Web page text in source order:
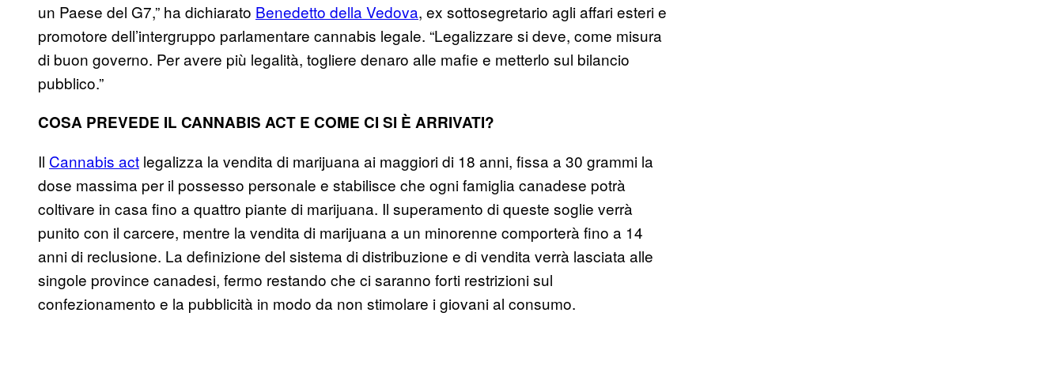
un Paese del G7,” ha dichiarato Benedetto della Vedova, ex sottosegretario agli affari esteri e
promotore dell’intergruppo parlamentare cannabis legale. “Legalizzare si deve, come misura
di buon governo. Per avere più legalità, togliere denaro alle mafie e metterlo sul bilancio
pubblico.”
COSA PREVEDE IL CANNABIS ACT E COME CI SI È ARRIVATI?
Il Cannabis act legalizza la vendita di marijuana ai maggiori di 18 anni, fissa a 30 grammi la
dose massima per il possesso personale e stabilisce che ogni famiglia canadese potrà
coltivare in casa fino a quattro piante di marijuana. Il superamento di queste soglie verrà
punito con il carcere, mentre la vendita di marijuana a un minorenne comporterà fino a 14
anni di reclusione. La definizione del sistema di distribuzione e di vendita verrà lasciata alle
singole province canadesi, fermo restando che ci saranno forti restrizioni sul
confezionamento e la pubblicità in modo da non stimolare i giovani al consumo.